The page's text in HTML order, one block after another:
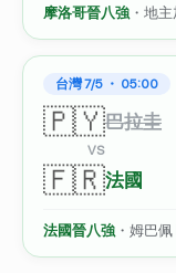
摩洛哥晉八強 ・地
台灣 7/5 ・ 05:00
🇵🇾巴拉圭
VS
🇫🇷法國
法國晉八強 ・姆巴